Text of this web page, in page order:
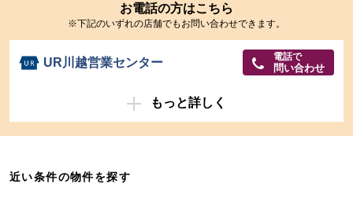
お電話の方はこちら
※下記のいずれの店舗でもお問い合わせできます。
UR川越営業センター 電話で
問い合わせ
もっと詳しく
近い条件の物件を探す